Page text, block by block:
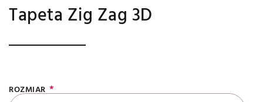
Tapeta Zig Zag 3D
ROZMIAR